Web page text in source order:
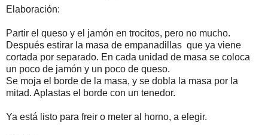
Elaboración:
Partir el queso y el jamón en trocitos, pero no mucho.
Después estirar la masa de empanadillas que ya viene
cortada por separado. En cada unidad de masa se coloca
un poco de jamón y un poco de queso.
Se moja el borde de la masa, y se dobla la masa por la
mitad. Aplastas el borde con un tenedor.
Ya está listo para freir o meter al horno, a elegir.